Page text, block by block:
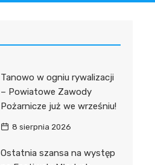
Tanowo w ogniu rywalizacji
– Powiatowe Zawody
Pożarnicze już we wrześniu!
8 sierpnia 2026
Ostatnia szansa na występ